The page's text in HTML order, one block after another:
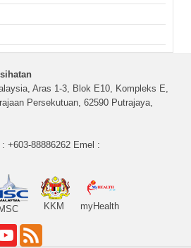
Aras 1-3, Blok E10, Kompleks E,
Persekutuan, 62590 Putrajaya,
+603-88886262 Emel :
MSC KKM myHealth